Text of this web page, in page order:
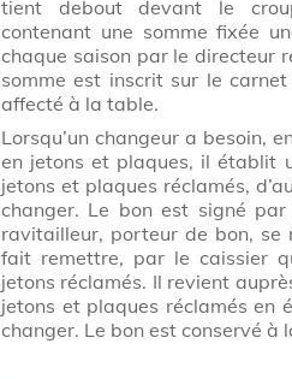
tient debout devant le
contenant une somme fixée
chaque saison par le directeur
somme est inscrit sur le
affecté à la table.
Lorsqu’un changeur a besoin,
en jetons et plaques, il établit
jetons et plaques réclamés,
changer. Le bon est signé
ravitailleur, porteur de bon,
fait remettre, par le caissier
jetons réclamés. Il revient
jetons et plaques réclamés en
changer. Le bon est conservé à